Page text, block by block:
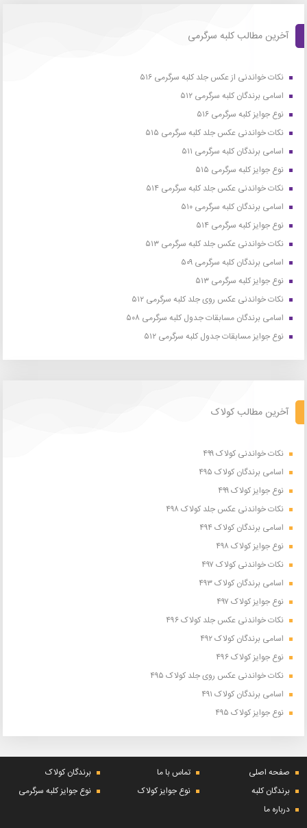
آخرین مطالب کلبه سرگرمی
نکات خواندنی از عکس جلد کلبه سرگرمی ۵۱۶
اسامی برندگان کلبه سرگرمی ۵۱۲
نوع جوایز کلبه سرگرمی ۵۱۶
نکات خواندنی عکس جلد کلبه سرگرمی ۵۱۵
اسامی برندگان کلبه سرگرمی ۵۱۱
نوع جوایز کلبه سرگرمی ۵۱۵
نکات خواندنی عکس جلد کلبه سرگرمی ۵۱۴
اسامی برندگان کلبه سرگرمی ۵۱۰
نوع جوایز کلبه سرگرمی ۵۱۴
نکات خواندنی عکس جلد کلبه سرگرمی ۵۱۳
اسامی برندگان کلبه سرگرمی ۵۰۹
نوع جوایز کلبه سرگرمی ۵۱۳
نکات خواندنی عکس روی جلد کلبه سرگرمی ۵۱۲
اسامی برندگان مسابقات جدول کلبه سرگرمی ۵۰۸
نوع جوایز مسابقات جدول کلبه سرگرمی ۵۱۲
آخرین مطالب کولاک
نکات خواندنی کولاک ۴۹۹
اسامی برندگان کولاک ۴۹۵
نوع جوایز کولاک ۴۹۹
نکات خواندنی عکس جلد کولاک ۴۹۸
اسامی برندگان کولاک ۴۹۴
نوع جوایز کولاک ۴۹۸
نکات خواندنی کولاک ۴۹۷
اسامی برندگان کولاک ۴۹۳
نوع جوایز کولاک ۴۹۷
نکات خواندنی عکس جلد کولاک ۴۹۶
اسامی برندگان کولاک ۴۹۲
نوع جوایز کولاک ۴۹۶
نکات خواندنی عکس روی جلد کولاک ۴۹۵
اسامی برندگان کولاک ۴۹۱
نوع جوایز کولاک ۴۹۵
صفحه اصلی تماس با ما
برندگان کولاک
برندگان کلبه
نوع جوایز کولاک
نوع جوایز کلبه سرگرمی
درباره ما